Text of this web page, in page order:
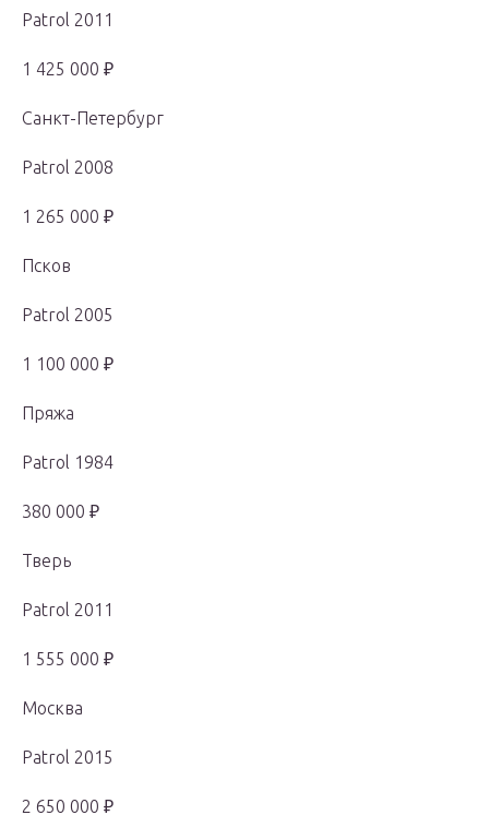
Patrol 2011
1 425 000 ₽
Санкт-Петербург
Patrol 2008
1 265 000 ₽
Псков
Patrol 2005
1 100 000 ₽
Пряжа
Patrol 1984
380 000 ₽
Тверь
Patrol 2011
1 555 000 ₽
Москва
Patrol 2015
2 650 000 ₽